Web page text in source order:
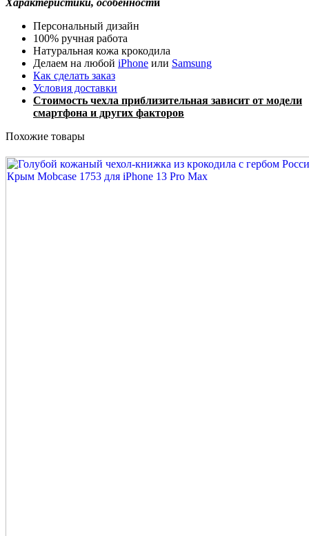
Персональный дизайн
100% ручная работа
Натуральная кожа крокодила
Делаем на любой iPhone или Samsung
Как сделать заказ
Условия доставки
Стоимость чехла приблизительная зависит от модели
смартфона и других факторов
Похожие товары